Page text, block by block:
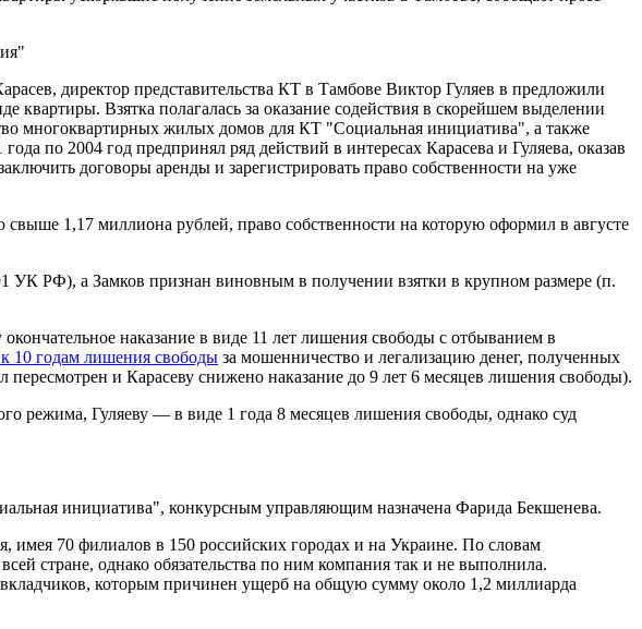
директор представительства КТ в Тамбове Виктор Гуляев в предложили
Взятка полагалась за оказание содействия в скорейшем выделении
многоквартирных жилых домов для КТ "Социальная инициатива", а также
по 2004 год предпринял ряд действий в интересах Карасева и Гуляева, оказав
договоры аренды и зарегистрировать право собственности на уже
1,17 миллиона рублей, право собственности на которую оформил в августе
УК РФ), а Замков признан виновным в получении взятки в крупном размере (п.
наказание в виде 11 лет лишения свободы с отбыванием в
10 годам лишения свободы за мошенничество и легализацию денег, полученных
и Карасеву снижено наказание до 9 лет 6 месяцев лишения свободы).
режима, Гуляеву — в виде 1 года 8 месяцев лишения свободы, однако суд
инициатива", конкурсным управляющим назначена Фарида Бекшенева.
70 филиалов в 150 российских городах и на Украине. По словам
стране, однако обязательства по ним компания так и не выполнила.
которым причинен ущерб на общую сумму около 1,2 миллиарда